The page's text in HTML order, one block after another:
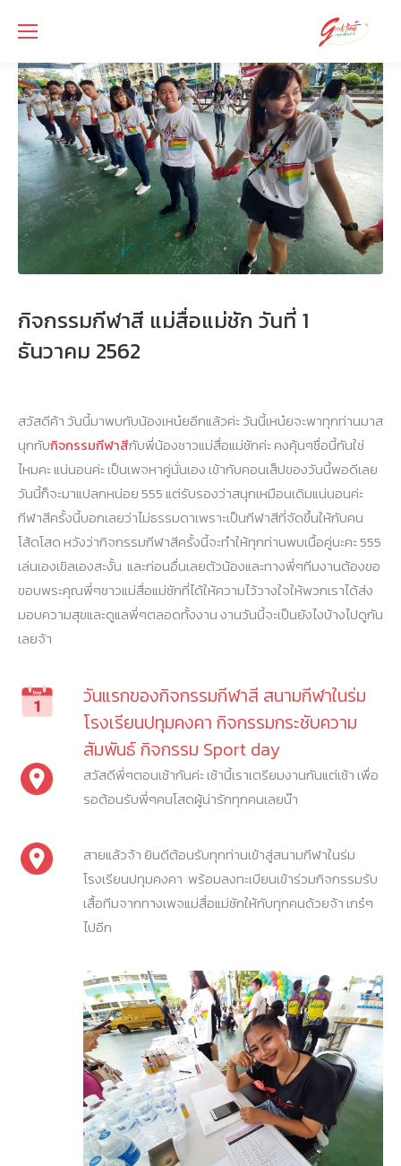
กิจกรรมกีฬาสี แม่สื่อแม่ชัก วันที่ 1
ธันวาคม 2562
สวัสดีค้า วันนี้มาพบกับน้องเหน๋ยอีกแล้วค่ะ วันนี้เหน๋ยจะพาทุกท่านมาส
นุกกับกิจกรรมกีฬาสีกับพี่น้องชาวแม่สื่อแม่ชักค่ะ คงคุ้นๆชื่อนี้กันใช่
ไหมคะ แน่นอนค่ะ เป็นเพจหาคู่นั่นเอง เข้ากับคอนเส็ปของวันนี้พอดีเลย
วันนี้ก็จะมาแปลกหน่อย 555 แต่รับรองว่าสนุกเหมือนเดิมแน่นอนค่ะ
กีฬาสีครั้งนี้บอกเลยว่าไม่ธรรมดาเพราะเป็นกีฬาสีที่จัดขึ้นให้กับคน
โส้ดโสด หวังว่ากิจกรรมกีฬาสีครั้งนี้จะทำให้ทุกท่านพบเนื้อคู่นะคะ 555
เล่นเองเขิลเองสะงั้น และก่อนอื่นเลยตัวน้องและทางพี่ๆทีมงานต้องขอ
ขอบพระคุณพี่ๆชาวแม่สื่อแม่ชักที่ได้ให้ความไว้วางใจให้พวกเราได้ส่ง
มอบความสุขและดูแลพี่ๆตลอดทั้งงาน งานวันนี้จะเป็นยังไงบ้างไปดูกัน
เลยจ้า
วันแรกของกิจกรรมกีฬาสี สนามกีฬาในร่ม
โรงเรียนปทุมคงคา กิจกรรมกระชับความ
สัมพันธ์ กิจกรรม Sport day
สวัสดีพี่ๆตอนเช้ากันค่ะ เช้านี้เราเตรียมงานกันแต่เช้า เพื่อ
รอต้อนรับพี่ๆคนโสดผู้น่ารักทุกคนเลยน๊า
สายแล้วจ้า ยินดีต้อนรับทุกท่านเข้าสู่สนามกีฬาในร่ม
โรงเรียนปทุมคงคา พร้อมลงทะเบียนเข้าร่วมกิจกรรมรับ
เสื้อทีมจากทางเพจแม่สื่อแม่ชักให้กับทุกคนด้วยจ้า เกร๋ๆ
ไปอีก